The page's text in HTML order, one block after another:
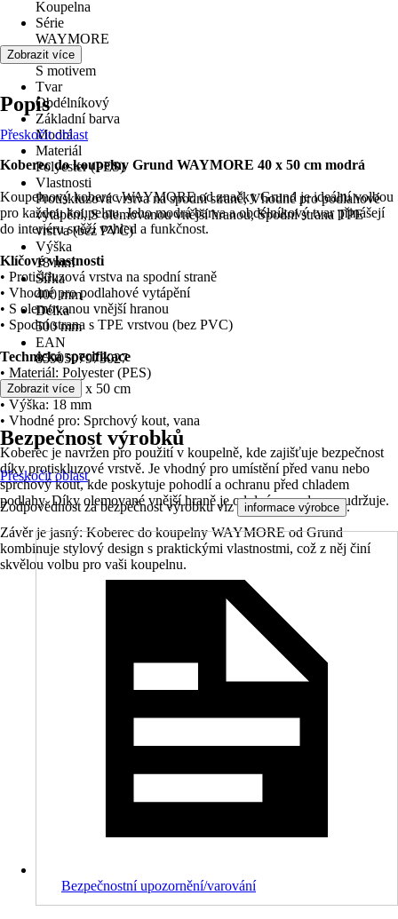
Koupelna
Série
WAYMORE
motiv
S motivem
Tvar
Obdélníkový
Základní barva
Modrá
Materiál
Polyester (PES)
Vlastnosti
Protiskluzová vrstva na spodní straně, Vhodné pro podlahové
vytápění, S olemovanou vnější hranou, Spodní strana TPE
vrstva (bez PVC)
Výška
18 mm
Šířka
400 mm
Délka
500 mm
EAN
8590507973027
Zobrazit více
Popis
Přeskočit oblast
Koberec do koupelny Grund WAYMORE 40 x 50 cm modrá
Koupelnový koberec WAYMORE od značky Grund je ideální volbou
pro každou koupelnu. Jeho modrá barva a obdélníkový tvar přinášejí
do interiéru svěží vzhled a funkčnost.
Klíčové vlastnosti
• Protiskluzová vrstva na spodní straně
• Vhodné pro podlahové vytápění
• S olemovanou vnější hranou
• Spodní strana s TPE vrstvou (bez PVC)
Technická specifikace
• Materiál: Polyester (PES)
• Rozměry: 40 x 50 cm
• Výška: 18 mm
• Vhodné pro: Sprchový kout, vana
Koberec je navržen pro použití v koupelně, kde zajišťuje bezpečnost
díky protiskluzové vrstvě. Je vhodný pro umístění před vanu nebo
sprchový kout, kde poskytuje pohodlí a ochranu před chladem
podlahy. Díky olemované vnější hraně je odolný a snadno se udržuje.
Závěr je jasný: Koberec do koupelny WAYMORE od Grund
kombinuje stylový design s praktickými vlastnostmi, což z něj činí
skvělou volbu pro vaši koupelnu.
Zobrazit více
Bezpečnost výrobků
Přeskočit oblast
Zodpovědnost za bezpečnost výrobku viz informace výrobce .
Bezpečnostní upozornění/varování